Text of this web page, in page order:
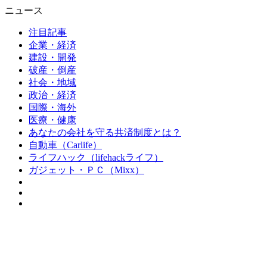
ニュース
注目記事
企業・経済
建設・開発
破産・倒産
社会・地域
政治・経済
国際・海外
医療・健康
あなたの会社を守る共済制度とは？
自動車（Carlife）
ライフハック（lifehackライフ）
ガジェット・ＰＣ（Mixx）